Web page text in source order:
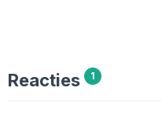
Reacties 1